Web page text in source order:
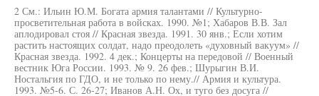
2 См.: Ильин Ю.М. Богата армия талантами // Культурно-
просветительная работа в войсках. 1990. №1; Хабаров В.В. Зал
аплодировал стоя // Красная звезда. 1991. 30 янв.; Если хотим
растить настоящих солдат, надо преодолеть «духовный вакуум» //
Красная звезда. 1992. 4 дек.; Концерты на передовой // Военный
вестник Юга России. 1993. № 9. 26 фев.; Шурыгин В.И.
Ностальгия по ГДО, и не только по нему.// Армия и культура.
1993. №5-6. С. 26-27; Иванов А.Н. Ох, и туго без досуга //